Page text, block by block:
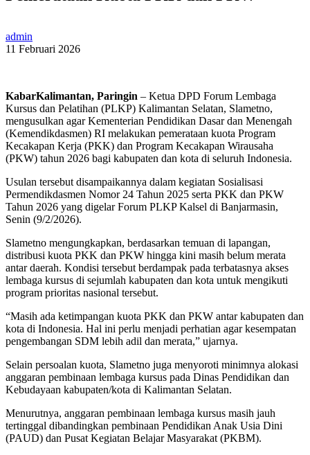
admin
11 Februari 2026
KabarKalimantan, Paringin – Ketua DPD Forum Lembaga
Kursus dan Pelatihan (PLKP) Kalimantan Selatan, Slametno,
mengusulkan agar Kementerian Pendidikan Dasar dan Menengah
(Kemendikdasmen) RI melakukan pemerataan kuota Program
Kecakapan Kerja (PKK) dan Program Kecakapan Wirausaha
(PKW) tahun 2026 bagi kabupaten dan kota di seluruh Indonesia.
Usulan tersebut disampaikannya dalam kegiatan Sosialisasi
Permendikdasmen Nomor 24 Tahun 2025 serta PKK dan PKW
Tahun 2026 yang digelar Forum PLKP Kalsel di Banjarmasin,
Senin (9/2/2026).
Slametno mengungkapkan, berdasarkan temuan di lapangan,
distribusi kuota PKK dan PKW hingga kini masih belum merata
antar daerah. Kondisi tersebut berdampak pada terbatasnya akses
lembaga kursus di sejumlah kabupaten dan kota untuk mengikuti
program prioritas nasional tersebut.
“Masih ada ketimpangan kuota PKK dan PKW antar kabupaten dan
kota di Indonesia. Hal ini perlu menjadi perhatian agar kesempatan
pengembangan SDM lebih adil dan merata,” ujarnya.
Selain persoalan kuota, Slametno juga menyoroti minimnya alokasi
anggaran pembinaan lembaga kursus pada Dinas Pendidikan dan
Kebudayaan kabupaten/kota di Kalimantan Selatan.
Menurutnya, anggaran pembinaan lembaga kursus masih jauh
tertinggal dibandingkan pembinaan Pendidikan Anak Usia Dini
(PAUD) dan Pusat Kegiatan Belajar Masyarakat (PKBM).